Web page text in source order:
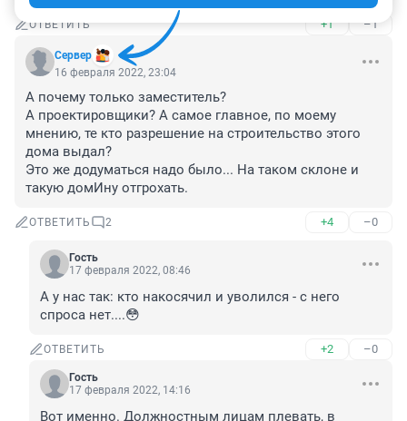
ОТВЕТИТЬ +1 –1
Сервер
16 февраля 2022, 23:04
А почему только заместитель?
А проектировщики? А самое главное, по моему
мнению, те кто разрешение на строительство этого
дома выдал?
Это же додуматься надо было... На таком склоне и
такую домИну отгрохать.
ОТВЕТИТЬ 2 +4 –0
Гость
17 февраля 2022, 08:46
А у нас так: кто накосячил и уволился - с него
спроса нет....😳
ОТВЕТИТЬ +2 –0
Гость
17 февраля 2022, 14:16
Вот именно. Должностным лицам плевать, в